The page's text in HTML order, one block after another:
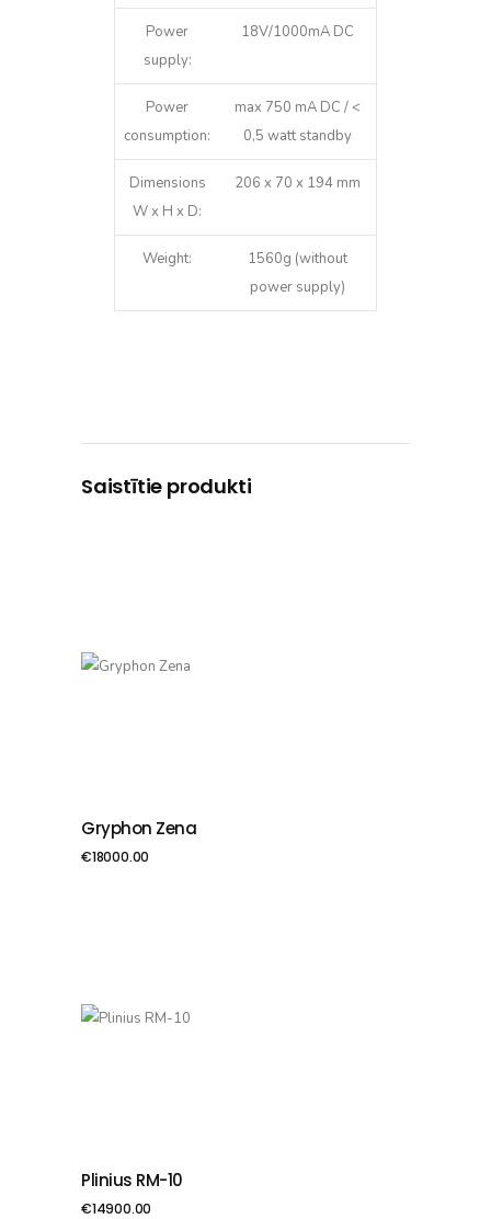
Power
supply:
18V/1000mA DC
Power
consumption:
max 750 mA DC / <
0,5 watt standby
Dimensions
W x H x D:
206 x 70 x 194 mm
Weight:
1560g (without
power supply)
Saistītie produkti
PIEVIENOT GROZAM
Gryphon Zena
€18000.00
PIEVIENOT GROZAM
Plinius RM-10
€14900.00